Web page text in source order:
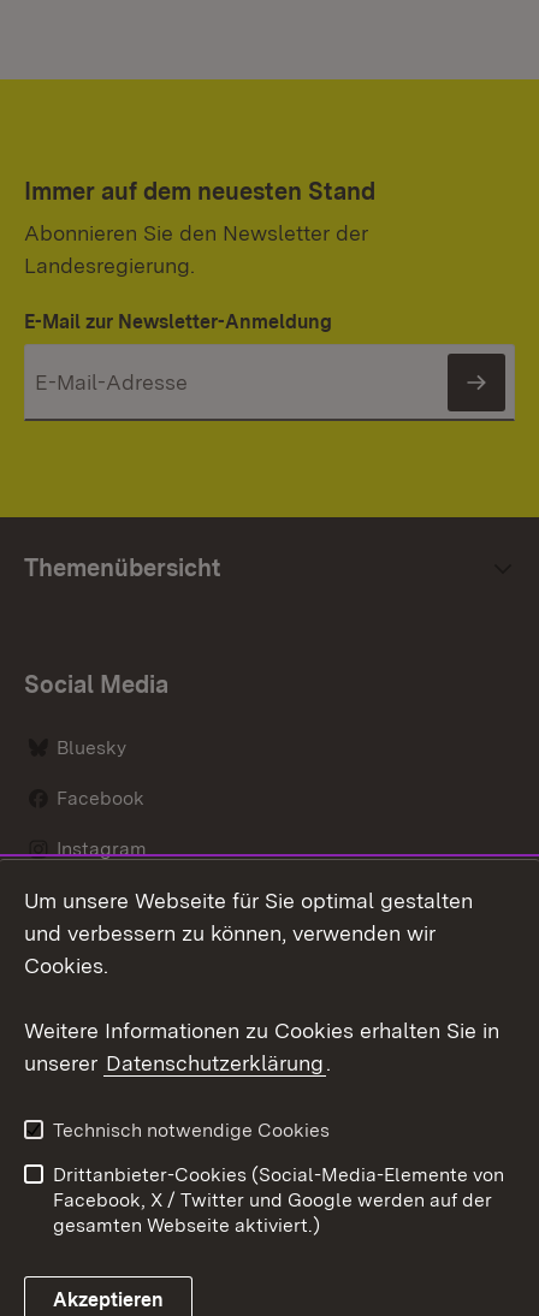
Immer auf dem neuesten Stand
Abonnieren Sie den Newsletter der
Landesregierung.
E-Mail zur Newsletter-Anmeldung
Themenübersicht
Social Media
Bluesky
Facebook
Instagram
LinkedIn
Datenschutz
Barrierefreiheit
Impressum
Cookies
Um unsere Webseite für Sie optimal gestalten
und verbessern zu können, verwenden wir
Cookies.
Weitere Informationen zu Cookies erhalten Sie in
unserer Datenschutzerklärung.
Technisch notwendige Cookies
Drittanbieter-Cookies (Social-Media-Elemente von
Facebook, X / Twitter und Google werden auf der
gesamten Webseite aktiviert.)
Akzeptieren